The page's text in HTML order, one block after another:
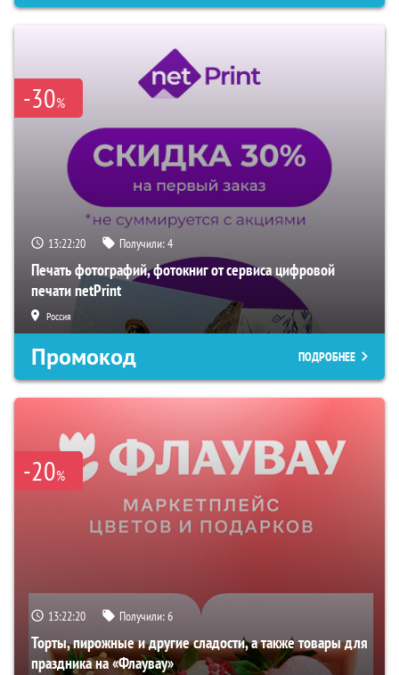
-30%
13:22:19 Получили:4
Печать фотографий, фотокниг от сервиса цифровой
печати netPrint
Россия
Промокод ПОДРОБНЕЕ
-20%
13:22:19 Получили:6
Торты, пирожные и другие сладости, а также товары для
праздника на «Флаувау»